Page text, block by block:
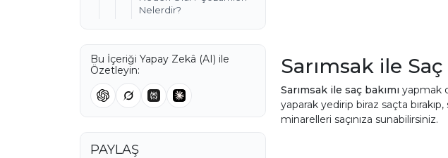
Nelerdir?
Bu İçeriği Yapay Zekâ (AI) ile
Özetleyin:
PAYLAŞ
Sarımsak ile Saç
Sarımsak ile saç bakımı yapmak
yaparak yedirip biraz saçta
minarelleri saçınıza sunabilirsiniz.